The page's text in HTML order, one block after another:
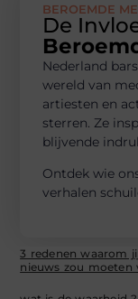
BEROEMDE
De
Nederland
wereld van
artiesten en
sterren. Ze
blijvende
Ontdek wie
verhalen
3 redenen waarom
nieuws zou moeten